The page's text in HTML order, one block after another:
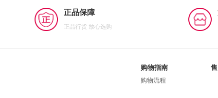
正品保障
正品行货 放心选购
购物指南
购物流程